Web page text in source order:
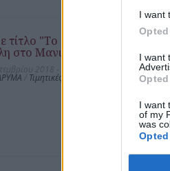
I want
I want
I want
of my
was
τίτλο "Το άγνωστο έργο και
στο Μανιατάκειον Ίδρυμα
Τιμητικές Εκδηλώσεις Απονομή